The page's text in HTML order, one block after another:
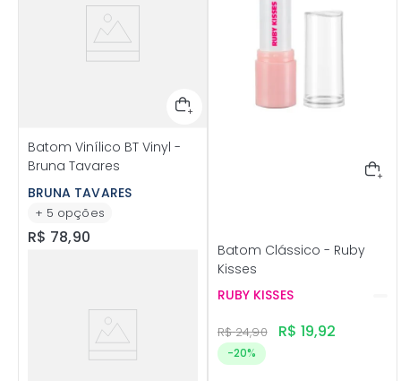
Batom Vinílico BT Vinyl -
Bruna Tavares
BRUNA TAVARES
+ 5 opções
R$ 78,90
Batom Clássico - Ruby
Kisses
RUBY KISSES
R$ 24,90 R$ 19,92
-20%